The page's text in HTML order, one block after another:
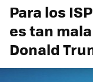
Para los
es tan
Donald